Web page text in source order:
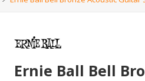
Ernie Ball Bell